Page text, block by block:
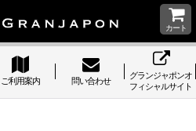
カート
ご利用案内 問い合わせ
グランジャポンオ
フィシャルサイト